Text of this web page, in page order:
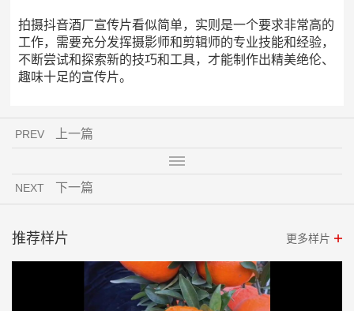
拍摄抖音酒厂宣传片看似简单，实则是一个要求非常高的
工作，需要充分发挥摄影师和剪辑师的专业技能和经验，
不断尝试和探索新的技巧和工具，才能制作出精美绝伦、
趣味十足的宣传片。
PREV 上一篇
NEXT 下一篇
推荐样片 更多样片